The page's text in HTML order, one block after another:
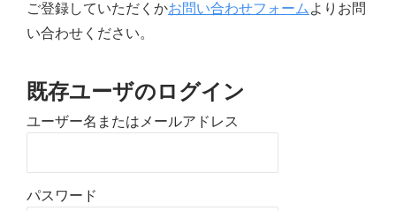
ご登録していただくかお問い合わせフォーム よりお問
い合わせください。
既存ユーザのログイン
ユーザー名またはメールアドレス
パスワード